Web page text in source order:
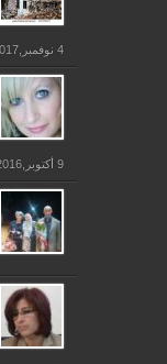
4 نوفمبر,2017
9 أكتوبر,2016